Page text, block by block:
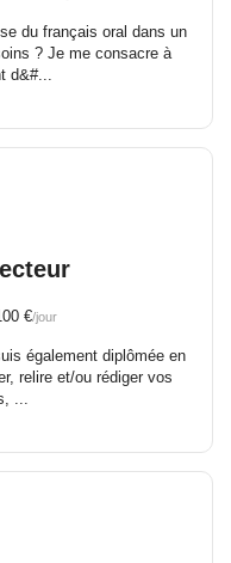
du français oral dans un
? Je me consacre à
d&#...
€/jour
également diplômée en
relire et/ou rédiger vos
...